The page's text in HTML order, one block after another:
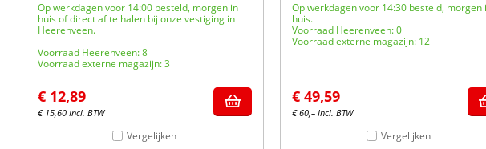
Op werkdagen voor 14:00 besteld, morgen in
huis of direct af te halen bij onze vestiging in
Heerenveen.
Voorraad Heerenveen: 8
Voorraad externe magazijn: 3
€ 12,89
€ 15,60 Incl. BTW
Vergelijken
Op werkdagen voor 14:30 besteld, morgen
huis.
Voorraad Heerenveen: 0
Voorraad externe magazijn: 12
€ 49,59
€60,– Incl. BTW
Vergelijken